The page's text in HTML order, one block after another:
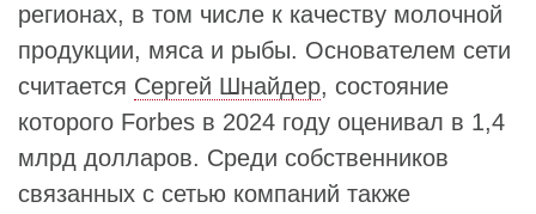
регионах, в том числе к качеству молочной
продукции, мяса и рыбы. Основателем сети
считается Сергей Шнайдер, состояние
которого Forbes в 2024 году оценивал в 1,4
млрд долларов. Среди собственников
связанных с сетью компаний также